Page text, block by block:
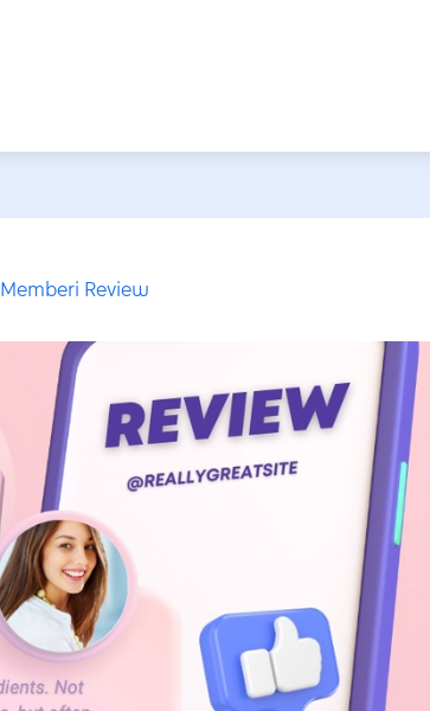
Memberi Review